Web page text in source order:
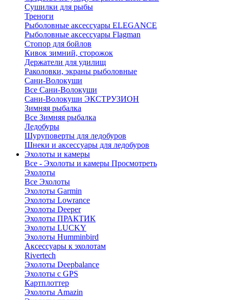
Сушилки для рыбы
Треноги
Рыболовные аксессуары ELEGANCE
Рыболовные аксессуары Flagman
Стопор для бойлов
Кивок зимний, сторожок
Держатели для удилищ
Раколовки, экраны рыболовные
Сани-Волокуши
Все Сани-Волокуши
Сани-Волокуши ЭКСТРУЗИОН
Зимняя рыбалка
Все Зимняя рыбалка
Ледобуры
Шуруповерты для ледобуров
Шнеки и аксессуары для ледобуров
Эхолоты и камеры
Все - Эхолоты и камеры Просмотреть
Эхолоты
Все Эхолоты
Эхолоты Garmin
Эхолоты Lowrance
Эхолоты Deeper
Эхолоты ПРАКТИК
Эхолоты LUCKY
Эхолоты Humminbird
Аксессуары к эхолотам
Rivertech
Эхолоты Deepbalance
Эхолоты с GPS
Картплоттер
Эхолоты Amazin